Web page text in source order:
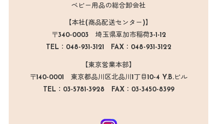
ベビー用品の総合卸会社
【本社(商品配送センター)】
〒340-0003 埼玉県草加市稲荷3-1-12
TEL：048-931-3121 FAX：048-931-3122
【東京営業本部】
〒140-0001 東京都品川区北品川1丁目10-4 Y.B.ビル
TEL：03-5781-3928 FAX：03-3450-8399